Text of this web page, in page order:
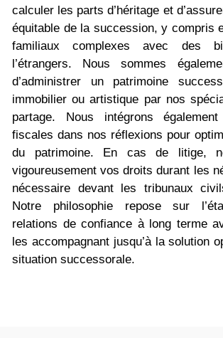
calculer les parts d’héritage et
équitable de la succession, y compris
familiaux complexes avec des
l’étrangers. Nous sommes
d’administrer un patrimoine
immobilier ou artistique par nos
partage. Nous intégrons
fiscales dans nos réflexions pour
du patrimoine. En cas de litige,
vigoureusement vos droits durant les
nécessaire devant les tribunaux
Notre philosophie repose sur
relations de confiance à long terme
les accompagnant jusqu’à la solution
situation successorale.